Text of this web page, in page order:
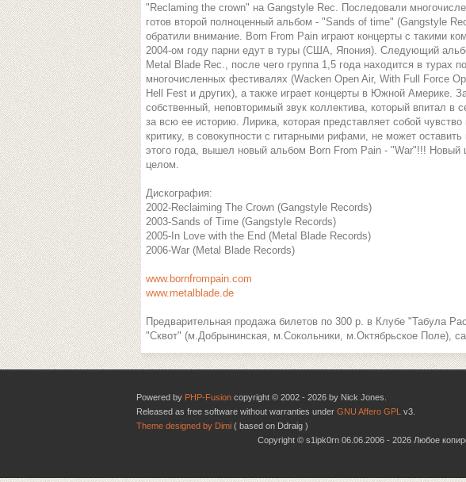
"Reclaming the crown" на Gangstyle Rec. Последовали
готов второй полноценный альбом - "Sands of time" (Gangstyle
обратили внимание. Born From Pain играют концерты с такими
2004-ом году парни едут в туры (США, Япония). Следующий
Metal Blade Rec., после чего группа 1,5 года находится в турах
многочисленных фестивалях (Wacken Open Air, With Full Force
Hell Fest и других), а также играет концерты в Южной Америке.
собственный, неповторимый звук коллектива, который впитал в
за всю ее историю. Лирика, которая представляет собой
критику, в совокупности с гитарными рифами, не может
этого года, вышел новый альбом Born From Pain - "War"!!! Новый
целом.
Дискография:
2002-Reclaiming The Crown (Gangstyle Records)
2003-Sands of Time (Gangstyle Records)
2005-In Love with the End (Metal Blade Records)
2006-War (Metal Blade Records)
www.bornfrompain.com
www.metalblade.de
Предварительная продажа билетов по 300 р. в Клубе "Табула
"Сквот" (м.Добрынинская, м.Сокольники, м.Октябрьское Поле),
Powered by PHP-Fusion copyright © 2002 - 2026 by Nick Jones.
Released as free software without warranties under GNU Affero GPL v3.
Theme designed by Dimi ( based on Ddraig )
Copyright © s1ipk0rn 06.06.2006 - 2026 Любое